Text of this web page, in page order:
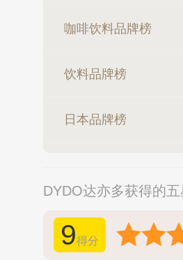
咖啡饮料品牌榜
饮料品牌榜
日本品牌榜
DYDO达亦多获得的
9得分